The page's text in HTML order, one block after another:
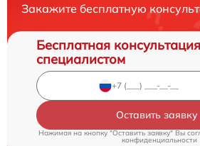
Закажите бесплатную
Бесплатная
специалистом
Оставить заявку
Нажимая на кнопку "Оставить заявку" Вы
конфиденциальности